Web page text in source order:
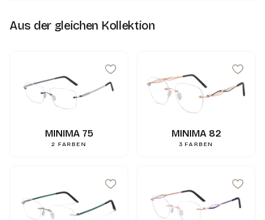
Aus der gleichen Kollektion
MINIMA 75
2 FARBEN
MINIMA 82
3 FARBEN